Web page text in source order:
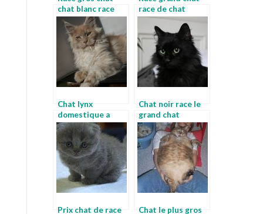
chat blanc race
race de chat
maine coon
Chat lynx
domestique a
vendre chat lynx
race
Chat noir race le
grand chat
Prix chat de race
Chat le plus gros